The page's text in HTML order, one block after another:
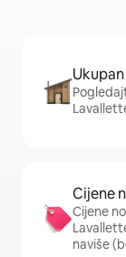
Cijene
Cijene
naviše